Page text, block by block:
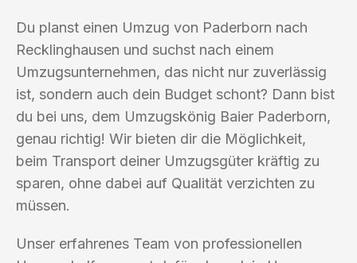
Du planst einen Umzug von Paderborn nach
Recklinghausen und suchst nach einem
Umzugsunternehmen, das nicht nur zuverlässig
ist, sondern auch dein Budget schont? Dann bist
du bei uns, dem Umzugskönig Baier Paderborn,
genau richtig! Wir bieten dir die Möglichkeit,
beim Transport deiner Umzugsgüter kräftig zu
sparen, ohne dabei auf Qualität verzichten zu
müssen.
Unser erfahrenes Team von professionellen